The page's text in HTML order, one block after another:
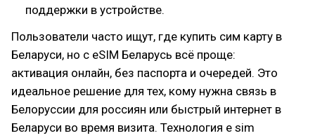
поддержки в устройстве.
Пользователи часто ищут, где купить сим карту в
Беларуси, но с eSIM Беларусь всё проще:
активация онлайн, без паспорта и очередей. Это
идеальное решение для тех, кому нужна связь в
Белоруссии для россиян или быстрый интернет в
Беларуси во время визита. Технология e sim